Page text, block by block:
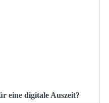
eine digitale Auszeit?